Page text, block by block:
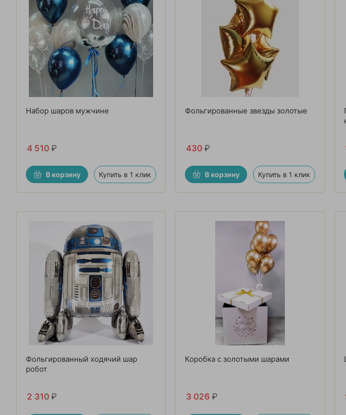
Набор шаров мужчине
4 510 ₽
В корзину Купить в 1 клик
Фольгированные звезды золотые
430 ₽
В корзину Купить в 1 клик
Фольгированный ходячий шар
робот
2 310 ₽
Коробка с золотыми шарами
3 026 ₽